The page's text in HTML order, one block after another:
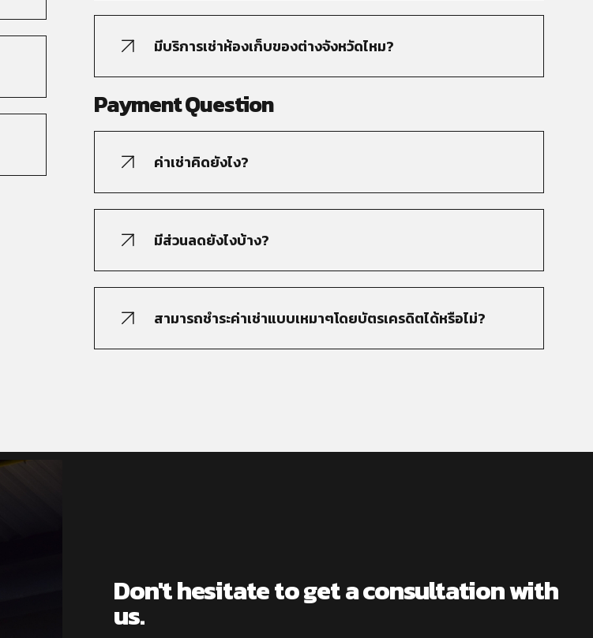
มีบริการเช่าห้องเก็บของต่างจังหวัดไหม?
Payment Question
ค่าเช่าคิดยังไง?
มีส่วนลดยังไงบ้าง?
สามารถชำระค่าเช่าแบบเหมาๆโดยบัตรเครดิตได้หรือไม่?
Don't hesitate to get a consultation with
us.